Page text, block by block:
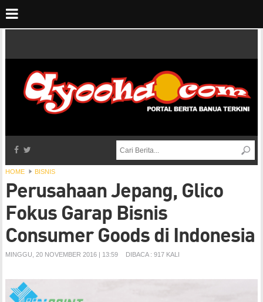
HOME BISNIS
Perusahaan Jepang, Glico
Fokus Garap Bisnis
Consumer Goods di Indonesia
MINGGU, 20 NOVEMBER 2016 | 13:59 DIBACA : 917 KALI